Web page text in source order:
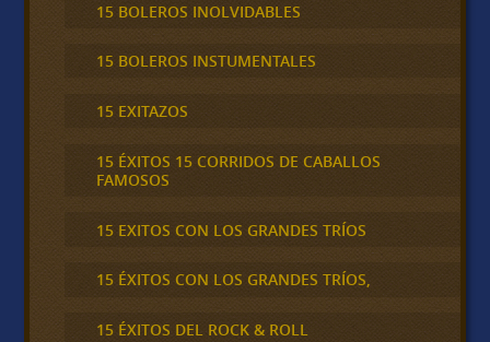
15 BOLEROS INOLVIDABLES
15 BOLEROS INSTUMENTALES
15 EXITAZOS
15 ÉXITOS 15 CORRIDOS DE CABALLOS
FAMOSOS
15 EXITOS CON LOS GRANDES TRÍOS
15 ÉXITOS CON LOS GRANDES TRÍOS,
15 ÉXITOS DEL ROCK & ROLL